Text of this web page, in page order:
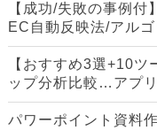
【成功/失敗の事例付
EC自動反映法/アル
【おすすめ3選+10
ップ分析比較…アプ
パワーポイント資料